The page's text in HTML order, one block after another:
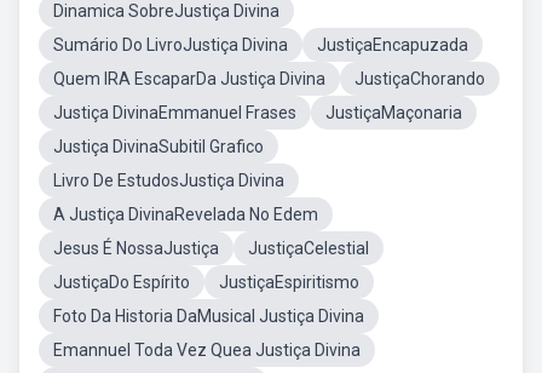
Dinamica SobreJustiça Divina
Sumário Do LivroJustiça Divina
JustiçaEncapuzada
Quem IRA EscaparDa Justiça Divina
JustiçaChorando
Justiça DivinaEmmanuel Frases
JustiçaMaçonaria
Justiça DivinaSubitil Grafico
Livro De EstudosJustiça Divina
A Justiça DivinaRevelada No Edem
Jesus É NossaJustiça
JustiçaCelestial
JustiçaDo Espírito
JustiçaEspiritismo
Foto Da Historia DaMusical Justiça Divina
Emannuel Toda Vez Quea Justiça Divina